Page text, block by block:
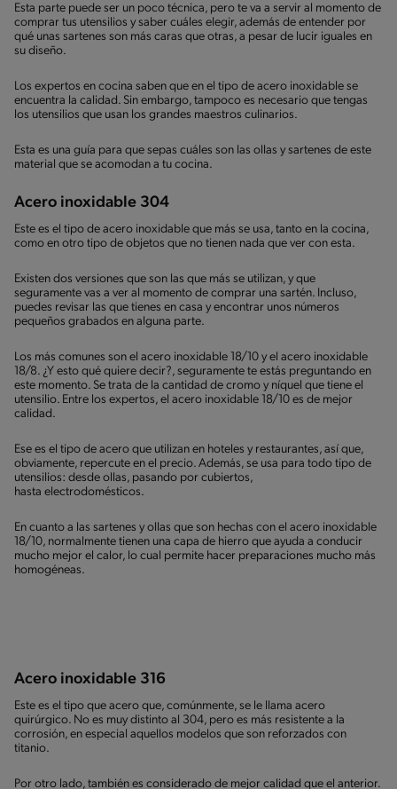
Esta parte puede ser un poco técnica, pero te va a servir al momento de
comprar tus utensilios y saber cuáles elegir, además de entender por
qué unas sartenes son más caras que otras, a pesar de lucir iguales en
su diseño.
Los expertos en cocina saben que en el tipo de acero inoxidable se
encuentra la calidad. Sin embargo, tampoco es necesario que tengas
los utensilios que usan los grandes maestros culinarios.
Esta es una guía para que sepas cuáles son las ollas y sartenes de este
material que se acomodan a tu cocina.
Acero inoxidable 304
Este es el tipo de acero inoxidable que más se usa, tanto en la cocina,
como en otro tipo de objetos que no tienen nada que ver con esta.
Existen dos versiones que son las que más se utilizan, y que
seguramente vas a ver al momento de comprar una sartén. Incluso,
puedes revisar las que tienes en casa y encontrar unos números
pequeños grabados en alguna parte.
Los más comunes son el acero inoxidable 18/10 y el acero inoxidable
18/8. ¿Y esto qué quiere decir?, seguramente te estás preguntando en
este momento. Se trata de la cantidad de cromo y níquel que tiene el
utensilio. Entre los expertos, el acero inoxidable 18/10 es de mejor
calidad.
Ese es el tipo de acero que utilizan en hoteles y restaurantes, así que,
obviamente, repercute en el precio. Además, se usa para todo tipo de
utensilios: desde ollas, pasando por cubiertos,
hasta electrodomésticos.
En cuanto a las sartenes y ollas que son hechas con el acero inoxidable
18/10, normalmente tienen una capa de hierro que ayuda a conducir
mucho mejor el calor, lo cual permite hacer preparaciones mucho más
homogéneas.
Acero inoxidable 316
Este es el tipo que acero que, comúnmente, se le llama acero
quirúrgico. No es muy distinto al 304, pero es más resistente a la
corrosión, en especial aquellos modelos que son reforzados con
titanio.
Por otro lado, también es considerado de mejor calidad que el anterior.